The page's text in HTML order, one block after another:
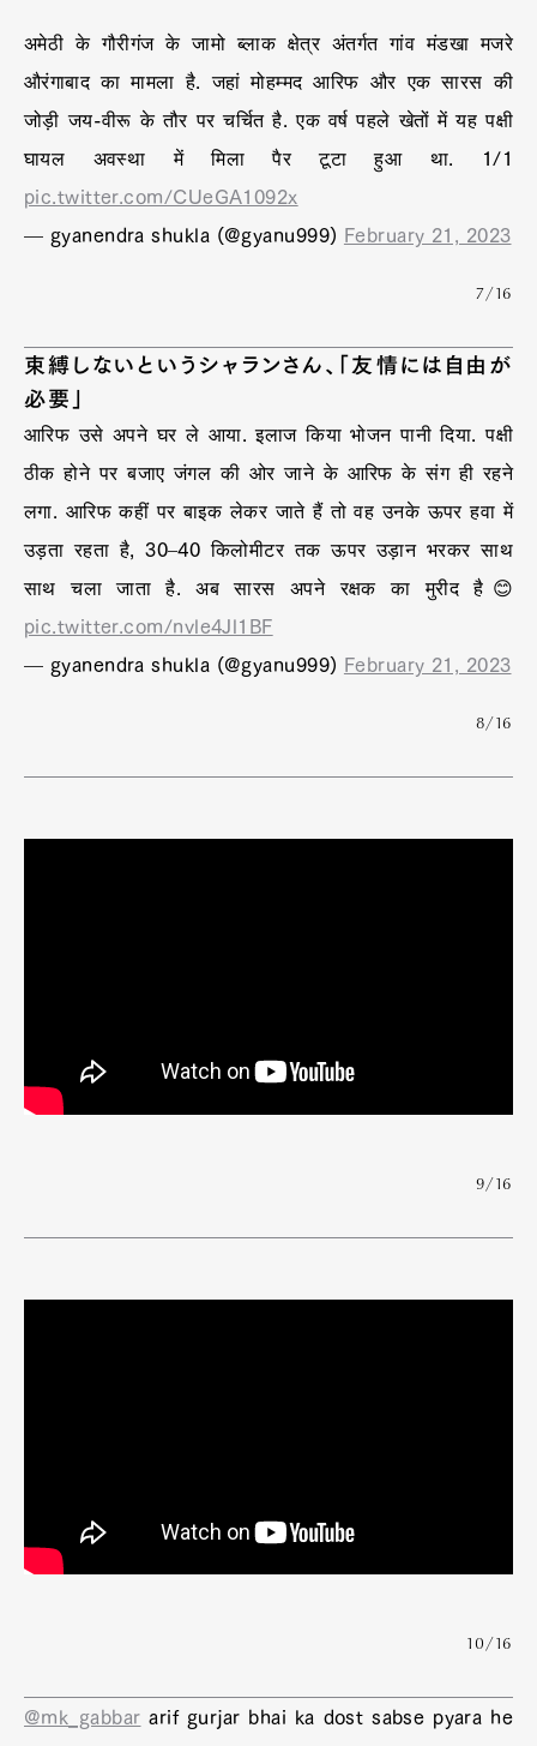
Product
अमेठी के गौरीगंज के जामो ब्लाक क्षेत्र अंतर्गत गांव मंडखा मजरे
औरंगाबाद का मामला है. जहां मोहम्मद आरिफ और एक सारस की
जोड़ी जय-वीरू के तौर पर चर्चित है. एक वर्ष पहले खेतों में यह पक्षी
घायल अवस्था में मिला पैर टूटा हुआ था. 1/1
pic.twitter.com/CUeGA1092x
— gyanendra shukla (@gyanu999)
February 21, 2023
7/16
束縛しないというシャランさん、「友情には自由が
必要」
आरिफ उसे अपने घर ले आया. इलाज किया भोजन पानी दिया. पक्षी
ठीक होने पर बजाए जंगल की ओर जाने के आरिफ के संग ही रहने
लगा. आरिफ कहीं पर बाइक लेकर जाते हैं तो वह उनके ऊपर हवा में
उड़ता रहता है, 30–40 किलोमीटर तक ऊपर उड़ान भरकर साथ
साथ चला जाता है. अब सारस अपने रक्षक का मुरीद है😊
pic.twitter.com/nvle4Jl1BF
— gyanendra shukla (@gyanu999)
February 21, 2023
8/16
9/16
10/16
@mk_gabbar arif gurjar bhai ka dost sabse pyara he